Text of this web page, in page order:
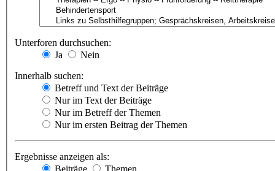
Unterforen durchsuchen:
Ja
Nein
Innerhalb suchen:
Betreff und Text der Beiträge
Nur im Text der Beiträge
Nur im Betreff der Themen
Nur im ersten Beitrag der Themen
Ergebnisse anzeigen als:
Beiträge
Themen